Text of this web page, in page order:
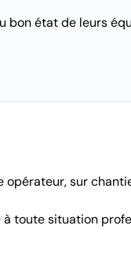
bon état de leurs
sur
toute situation